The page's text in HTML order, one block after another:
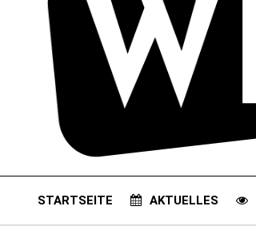
STARTSEITE AKTUELLES